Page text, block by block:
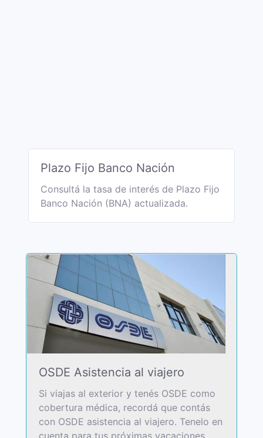
Plazo Fijo Banco Nación
Consultá la tasa de interés de Plazo Fijo
Banco Nación (BNA) actualizada.
OSDE Asistencia al viajero
Si viajas al exterior y tenés OSDE como
cobertura médica, recordá que contás
con OSDE asistencia al viajero. Tenelo en
cuenta para tus próximas vacaciones.